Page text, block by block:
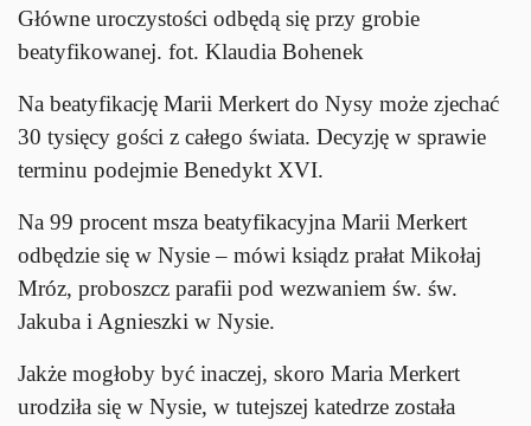
Główne uroczystości odbędą się przy grobie
beatyfikowanej. fot. Klaudia Bohenek
Na beatyfikację Marii Merkert do Nysy może zjechać
30 tysięcy gości z całego świata. Decyzję w sprawie
terminu podejmie Benedykt XVI.
Na 99 procent msza beatyfikacyjna Marii Merkert
odbędzie się w Nysie – mówi ksiądz prałat Mikołaj
Mróz, proboszcz parafii pod wezwaniem św. św.
Jakuba i Agnieszki w Nysie.
Jakże mogłoby być inaczej, skoro Maria Merkert
urodziła się w Nysie, w tutejszej katedrze została